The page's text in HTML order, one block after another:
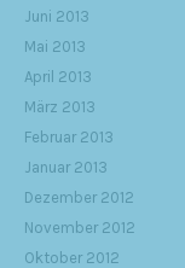
Juni 2013
Mai 2013
April 2013
März 2013
Februar 2013
Januar 2013
Dezember 2012
November 2012
Oktober 2012